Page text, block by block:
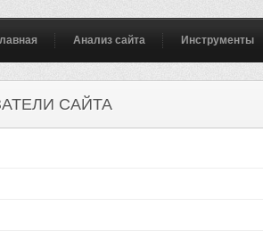
Анализ сайта Инструменты
САЙТА